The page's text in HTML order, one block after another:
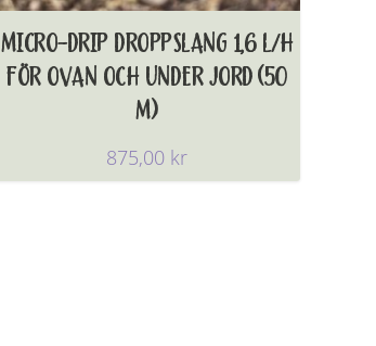
MICRO-DRIP DROPPSLANG 1,6 L/H
FÖR OVAN OCH UNDER JORD (50
M)
875,00 kr